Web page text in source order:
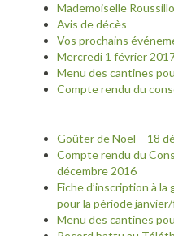
Mademoiselle
Avis de décès
Vos prochains
Mercredi 1 février
Menu des cantines
Compte rendu du
Goûter de Noël – 18
Compte rendu du
décembre 2016
Fiche d’inscription à
pour la période
Menu des cantines